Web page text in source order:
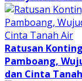
Ratusan
Pamboang,
dan Cinta